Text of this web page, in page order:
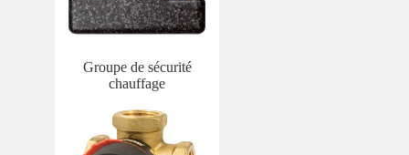
Groupe de sécurité
chauffage